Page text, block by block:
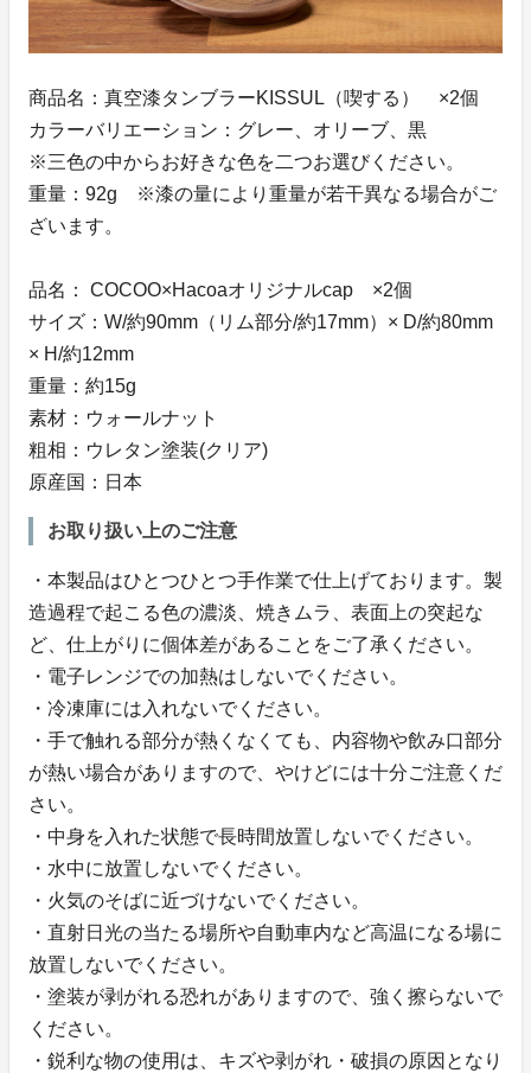
商品名：真空漆タンブラーKISSUL（喫する） ×2個
カラーバリエーション：グレー、オリーブ、黒
※三色の中からお好きな色を二つお選びください。
重量：92g ※漆の量により重量が若干異なる場合がご
ざいます。
品名： COCOO×Hacoaオリジナルcap ×2個
サイズ：W/約90mm（リム部分/約17mm）× D/約80mm
× H/約12mm
重量：約15g
素材：ウォールナット
粗相：ウレタン塗装(クリア)
原産国：日本
お取り扱い上のご注意
・本製品はひとつひとつ手作業で仕上げております。製
造過程で起こる色の濃淡、焼きムラ、表面上の突起な
ど、仕上がりに個体差があることをご了承ください。
・電子レンジでの加熱はしないでください。
・冷凍庫には入れないでください。
・手で触れる部分が熱くなくても、内容物や飲み口部分
が熱い場合がありますので、やけどには十分ご注意くだ
さい。
・中身を入れた状態で長時間放置しないでください。
・水中に放置しないでください。
・火気のそばに近づけないでください。
・直射日光の当たる場所や自動車内など高温になる場に
放置しないでください。
・塗装が剥がれる恐れがありますので、強く擦らないで
ください。
・鋭利な物の使用は、キズや剥がれ・破損の原因となり